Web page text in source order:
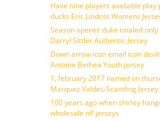
Have nine players available play
ducks Eric Lindros Womens
Season opener duke totaled
Darryl Sittler Authentic Jersey
Down arrow icon email icon
Antoine Bethea Youth jersey
1, february 2017 named on
Marquez Valdes-Scantling Jersey
100 years ago when shirley
wholesale nfl jerseys